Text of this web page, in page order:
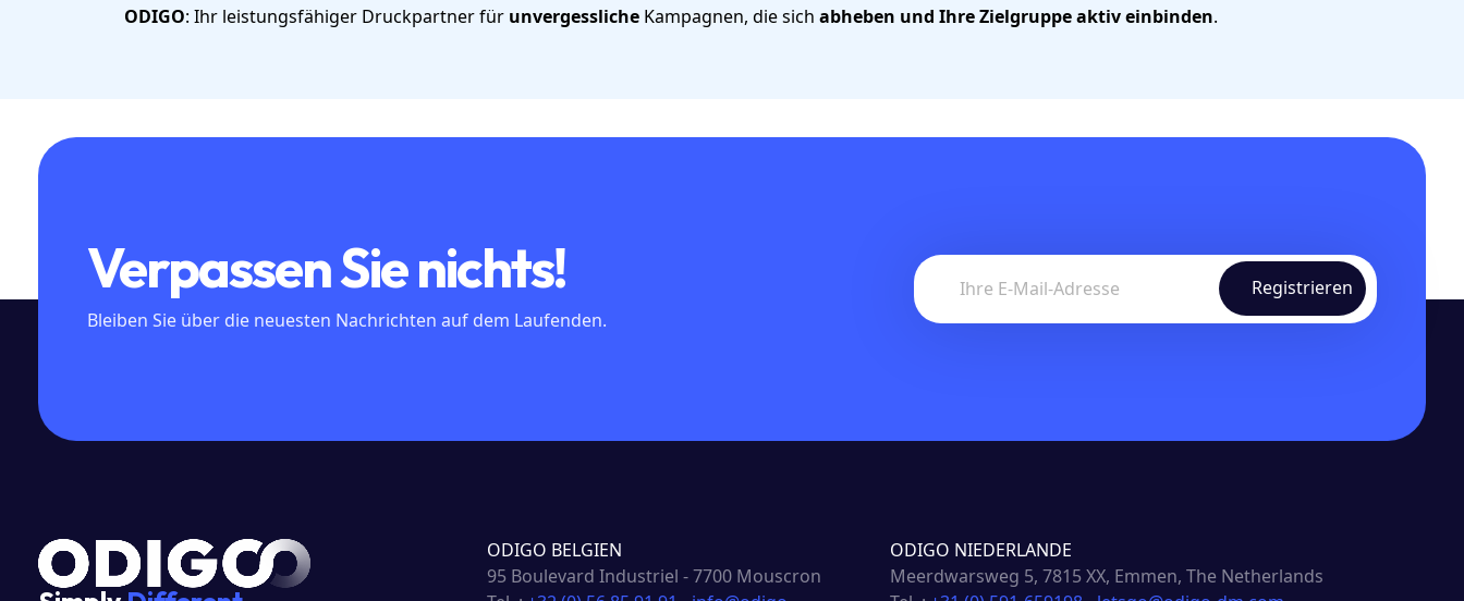
ODIGO: Ihr leistungsfähiger Druckpartner für unvergessliche Kampagnen, die sich abheben und Ihre Zielgruppe aktiv einbinden.
Verpassen Sie nichts!
Bleiben Sie über die neuesten Nachrichten auf dem Laufenden.
ODIGO BELGIEN
95 Boulevard Industriel - 7700 Mouscron
ODIGO NIEDERLANDE
Meerdwarsweg 5, 7815 XX, Emmen, The Netherlands